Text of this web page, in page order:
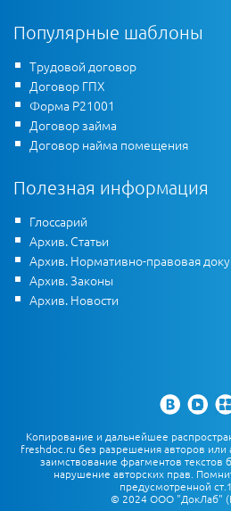
Популярные шаблоны
Трудовой договор
Договор ГПХ
Форма Р21001
Договор займа
Договор найма помещения
Полезная информация
Глоссарий
Архив. Статьи
Архив. Нормативно-правовая
Архив. Законы
Архив. Новости
Копирование и дальнейшее
freshdoc.ru без разрешения авторов или
заимствование фрагментов текстов
нарушение авторских прав.
предусмотренной
© 2024 ООО "ДокЛаб"